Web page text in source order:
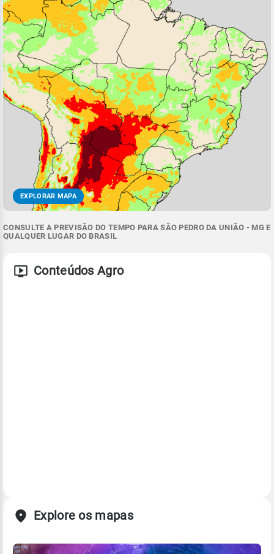
EXPLORAR MAPA
CONSULTE A PREVISÃO DO TEMPO PARA SÃO PEDRO DA UNIÃO - MG E
QUALQUER LUGAR DO BRASIL
Conteúdos Agro
Explore os mapas